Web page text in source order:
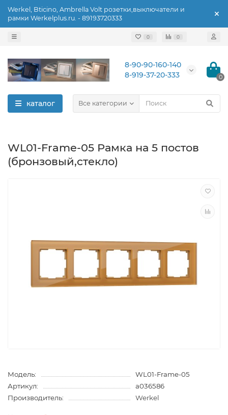
Werkel, Bticino, Ambrella Volt розетки,выключатели и
рамки Werkelplus.ru. - 89193720333
0 0
8-90-90-160-140
8-919-37-20-333
0
каталог Все категории
WL01-Frame-05 Рамка на 5 постов
(бронзовый,стекло)
Модель:
WL01-Frame-05
Артикул:
a036586
Производитель:
Werkel